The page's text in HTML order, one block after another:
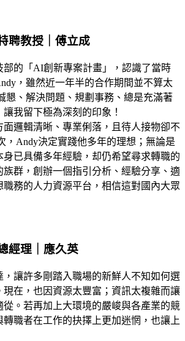
聘教授｜傅立成
部的「AI創新專案計畫」，認識了當時
，雖然近一年半的合作期間並不算太
懇、解決問題、規劃事務、總是充滿著
我留下極為深刻的印象！
面邏輯清晰、專業俐落，且待人接物卻不
，Andy決定實踐他多年的理想；無論是
已具備多年經驗，却仍希望尋求轉職的
族群，創辦一個指引分析、經驗分享、適
務的人力資源平台，相信這對國內大眾
經理｜應久英
，讓許多剛踏入職場的新鮮人不知如何選
現在，也因資源太豐富；資訊太複雜而讓
。若再加上大環境的嚴峻與各產業的競
職者在工作的抉擇上更加迷惘，也讓上